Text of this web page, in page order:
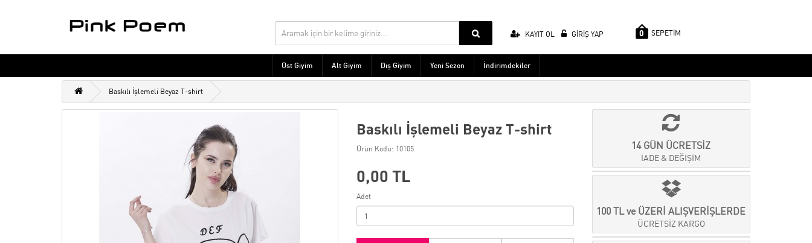
KAYIT OL GİRİŞ YAP 0 SEPETİM
Üst Giyim Alt Giyim Dış Giyim Yeni Sezon İndirimdekiler
Baskılı İşlemeli Beyaz T-shirt
Baskılı İşlemeli Beyaz T-shirt
Ürün Kodu: 10105
0,00 TL
Adet
14 GÜN ÜCRETSİZ
İADE & DEĞİŞİM
100 TL ve ÜZERİ ALIŞVERİŞLERDE
ÜCRETSİZ KARGO